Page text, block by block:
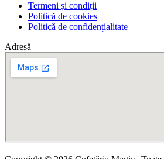
Termeni și condiții
Politică de cookies
Politică de confidențialitate
Adresă